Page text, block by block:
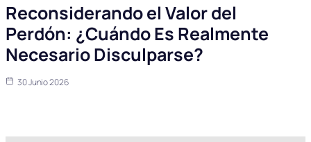
Reconsiderando el Valor del
Perdón: ¿Cuándo Es Realmente
Necesario Disculparse?
30 Junio 2026